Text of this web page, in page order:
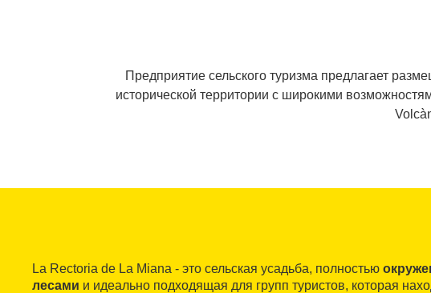
Предприятие сельского туризма предлагает
исторической территории с широкими
La Rectoria de La Miana - это сельская усадьба, полностью
лесами и идеально подходящая для групп туристов, которая